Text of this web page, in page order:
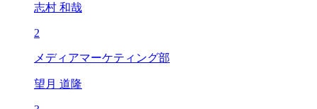
志村 和哉
2
メディアマーケティング部
望月 道隆